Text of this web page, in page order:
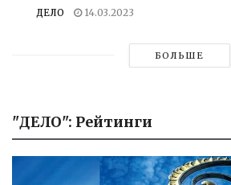
ДЕЛО 14.03.2023
БОЛЬШЕ
"ДЕЛО": Рейтинги